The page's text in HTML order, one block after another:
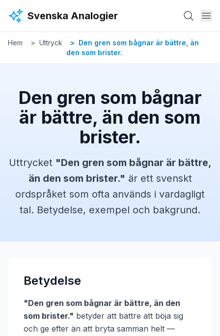
Svenska Analogier
Hem Uttryck
Den gren som bågnar är bättre, än
den som brister.
Den gren som bågnar
är bättre, än den som
brister.
Uttrycket "Den gren som bågnar är bättre,
än den som brister." är ett svenskt
ordspråket som ofta används i vardagligt
tal. Betydelse, exempel och bakgrund.
Betydelse
"Den gren som bågnar är bättre, än den
som brister." betyder att bättre att böja sig
och ge efter än att bryta samman helt —